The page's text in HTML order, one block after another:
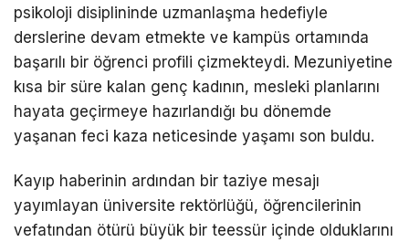
psikoloji disiplininde uzmanlaşma hedefiyle
derslerine devam etmekte ve kampüs ortamında
başarılı bir öğrenci profili çizmekteydi. Mezuniyetine
kısa bir süre kalan genç kadının, mesleki planlarını
hayata geçirmeye hazırlandığı bu dönemde
yaşanan feci kaza neticesinde yaşamı son buldu.
Kayıp haberinin ardından bir taziye mesajı
yayımlayan üniversite rektörlüğü, öğrencilerinin
vefatından ötürü büyük bir teessür içinde olduklarını